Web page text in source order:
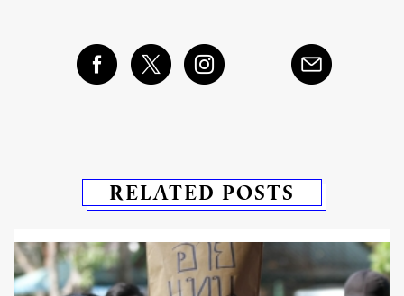
RELATED POSTS